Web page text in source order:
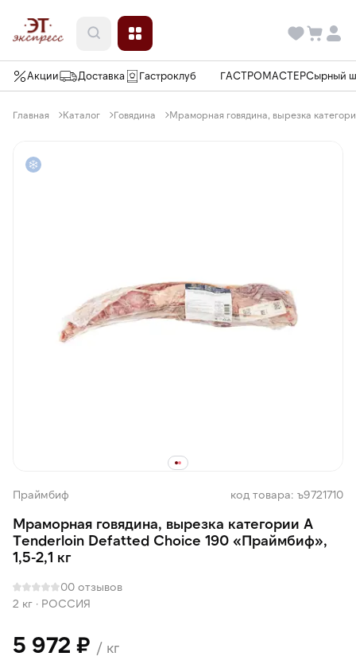
Акции Доставка Гастроклуб ГАСТРОМАСТЕРСырный
Главная Каталог Говядина Мраморная говядина, вырезка
Праймбиф код товара: ъ9721710
Мраморная говядина, вырезка категории А
Tenderloin Defatted Choice 190 «Праймбиф»,
1,5-2,1 кг
00 отзывов
2 кг · РОССИЯ
5 972 ₽ / кг